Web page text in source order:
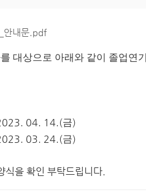
안내문.pdf
대상으로 아래와 같이 졸업연기
04. 14.(금)
03. 24.(금)
식을 확인 부탁드립니다.